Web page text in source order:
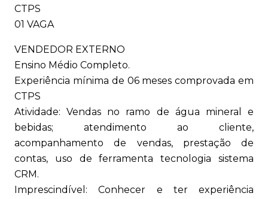
CTPS
01 VAGA
VENDEDOR EXTERNO
Ensino Médio Completo.
Experiência mínima de 06 meses comprovada em
CTPS
Atividade: Vendas no ramo de água mineral e
bebidas; atendimento ao cliente,
acompanhamento de vendas, prestação de
contas, uso de ferramenta tecnologia sistema
CRM.
Imprescindível: Conhecer e ter experiência